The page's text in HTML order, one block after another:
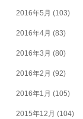
2016年5月 (103)
2016年4月 (83)
2016年3月 (80)
2016年2月 (92)
2016年1月 (105)
2015年12月 (104)